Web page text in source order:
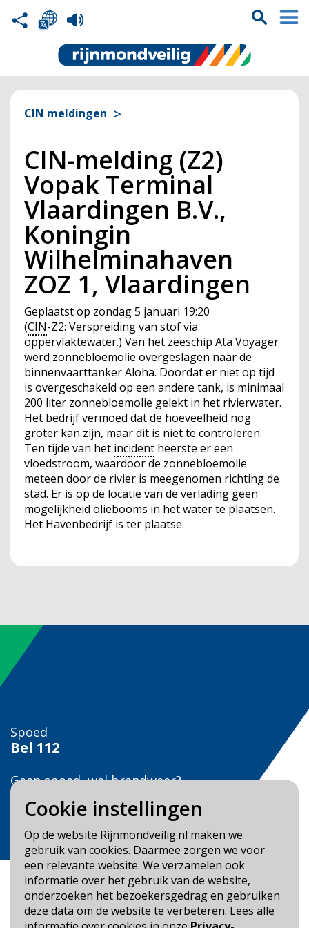
Cookie instellingen
Op de website Rijnmondveilig.nl maken we
gebruik van cookies. Daarmee zorgen we voor
een relevante website. We verzamelen ook
informatie over het gebruik van de website,
onderzoeken het bezoekersgedrag en gebruiken
deze data om de website te verbeteren. Lees alle
CIN meldingen
CIN-melding (Z2)
Vopak Terminal
Vlaardingen B.V.,
Koningin
Wilhelminahaven
ZOZ 1, Vlaardingen
Geplaatst op zondag 5 januari 19:20
(CIN-Z2: Verspreiding van stof via
oppervlaktewater.) Van het zeeschip Ata Voyager
werd zonnebloemolie overgeslagen naar de
binnenvaarttanker Aloha. Doordat er niet op tijd
is overgeschakeld op een andere tank, is minimaal
200 liter zonnebloemolie gelekt in het rivierwater.
Het bedrijf vermoed dat de hoeveelheid nog
groter kan zijn, maar dit is niet te controleren.
Ten tijde van het incident heerste er een
vloedstroom, waardoor de zonnebloemolie
meteen door de rivier is meegenomen richting de
stad. Er is op de locatie van de verlading geen
mogelijkheid oliebooms in het water te plaatsen.
Het Havenbedrijf is ter plaatse.
Spoed
Bel 112
Geen spoed, wel brandweer?
Bel
Veilig Leven?
Bel 0900-8387